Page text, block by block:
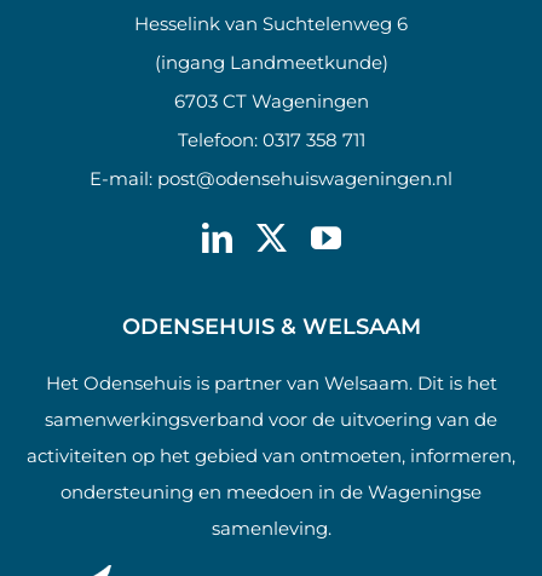
Hesselink van Suchtelenweg 6
(ingang Landmeetkunde)
6703 CT Wageningen
Telefoon: 0317 358 711
E-mail: post@odensehuiswageningen.nl
ODENSEHUIS & WELSAAM
Het Odensehuis is partner van Welsaam. Dit is het
samenwerkingsverband voor de uitvoering van de
activiteiten op het gebied van ontmoeten, informeren,
ondersteuning en meedoen in de Wageningse
samenleving.